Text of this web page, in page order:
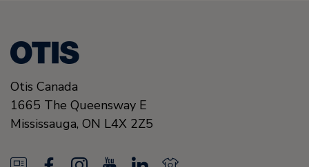
Otis Canada
1665 The Queensway E
Mississauga, ON L4X 2Z5